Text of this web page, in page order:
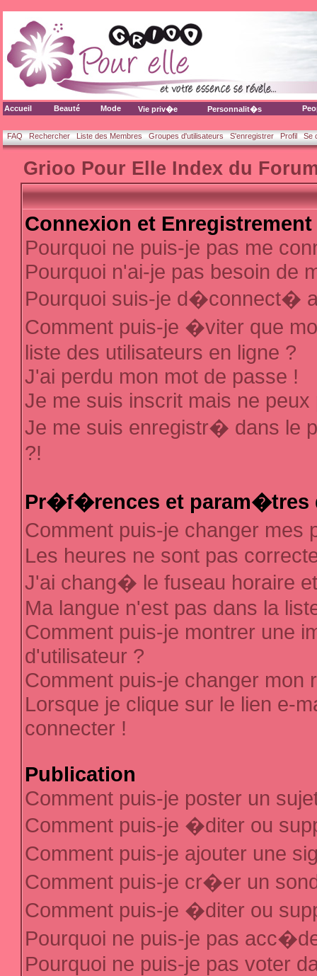
Accueil Beauté Mode Vie priv�e Personnalit�s
FAQ Rechercher Liste des Membres Groupes d'utilisateurs S'enregistrer Profil Se
Grioo Pour Elle Index du
Connexion et Enregistrement
Pourquoi ne puis-je pas me
Pourquoi n'ai-je pas besoin de
Pourquoi suis-je d�connect�
Comment puis-je �viter que
liste des utilisateurs en ligne ?
J'ai perdu mon mot de passe !
Je me suis inscrit mais ne
Je me suis enregistr� dans le
?!
Pr�f�rences et param�tres
Comment puis-je changer
Les heures ne sont pas
J'ai chang� le fuseau horaire
Ma langue n'est pas dans la
Comment puis-je montrer une
d'utilisateur ?
Comment puis-je changer mon
Lorsque je clique sur le lien e-
connecter !
Publication
Comment puis-je poster un
Comment puis-je �diter ou
Comment puis-je ajouter une
Comment puis-je cr�er un
Comment puis-je �diter ou
Pourquoi ne puis-je pas
Pourquoi ne puis-je pas voter